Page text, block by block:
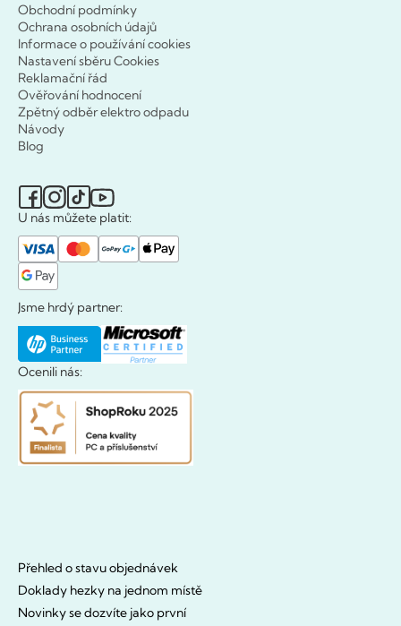
Obchodní podmínky
Ochrana osobních údajů
Informace o používání cookies
Nastavení sběru Cookies
Reklamační řád
Ověřování hodnocení
Zpětný odběr elektro odpadu
Návody
Blog
U nás můžete platit:
Jsme hrdý partner:
Ocenili nás:
Přehled o stavu objednávek
Doklady hezky na jednom místě
Novinky se dozvíte jako první